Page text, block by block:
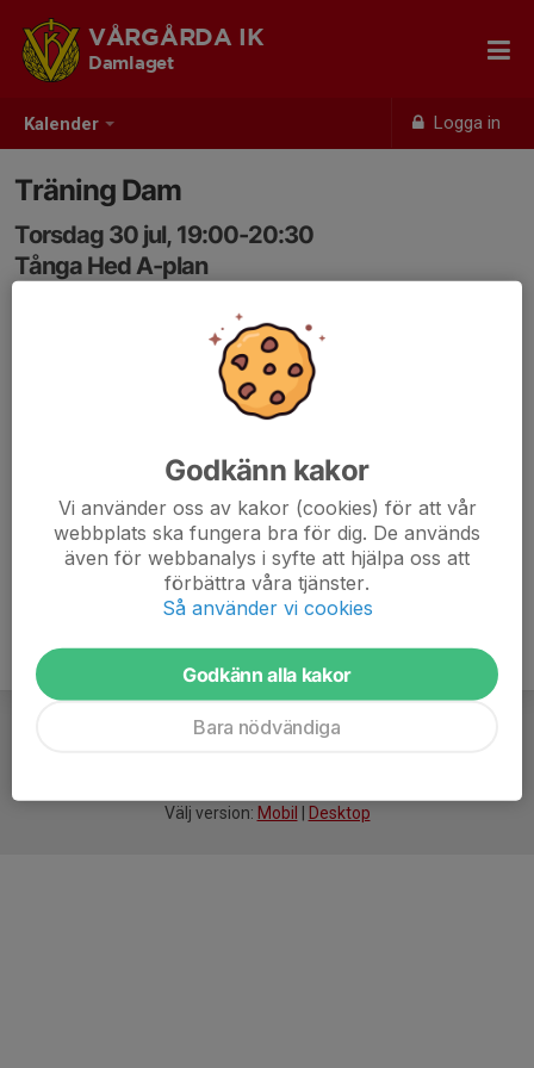
Kalender Logga in
VÅRGÅRDA IK
Damlaget
Träning Dam
Torsdag 30 jul, 19:00-20:30
Tånga Hed A-plan
Svara i kallelsen och ange anledning om man inte kan
Välj version: Mobil Desktop
Godkänn kakor
Vi använder oss av kakor (cookies) för att vår
webbplats ska fungera bra för dig. De används
även för webbanalys i syfte att hjälpa oss att
förbättra våra tjänster.
Så använder vi cookies
Godkänn alla kakor
Bara nödvändiga